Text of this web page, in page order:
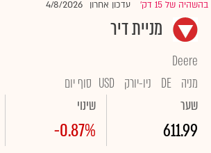
בהשהיה של 15 דק' |עדכון אחרון 4/8/2026
מניית דיר
Deere
מניה DE ניו-יורק USD סוף יום
שער
611.99
שינוי
-0.87%